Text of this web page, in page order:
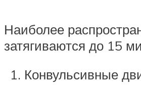
Наиболее
затягиваются до 15
Конвульсивные